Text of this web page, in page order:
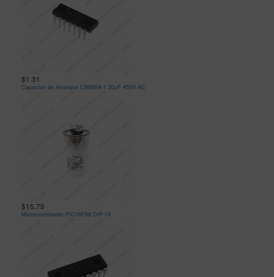
$1.31
Capacitor de Arranque CBB65A-1 30uF 450V AC
$15.75
Microcontrolador PIC16F88 DIP-18